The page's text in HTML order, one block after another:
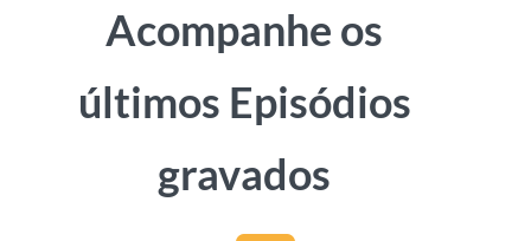
Acompanhe os
últimos Episódios
gravados